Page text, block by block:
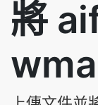
wma
上傳文件並